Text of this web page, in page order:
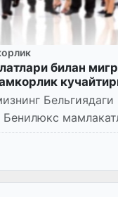
билан
Бельгиядаги
Бенилюкс
этилди.